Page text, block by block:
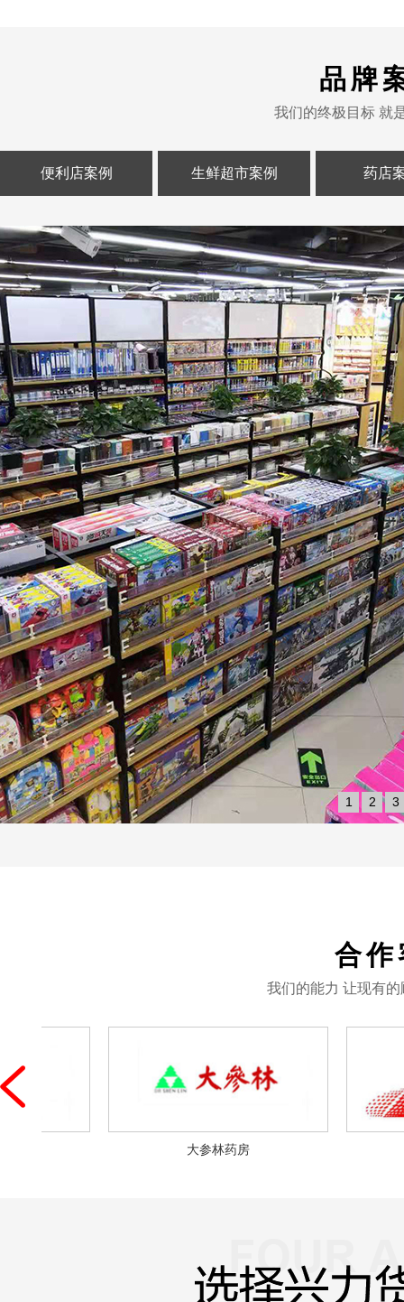
品牌
我们的终极目标 就
便利店案例 生鲜超市案例 药店
1 2 3
合
我们的能力 让现有